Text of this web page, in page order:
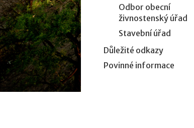
Odbor obecní
živnostenský úřad
Stavební úřad
Důležité odkazy
Povinné informace